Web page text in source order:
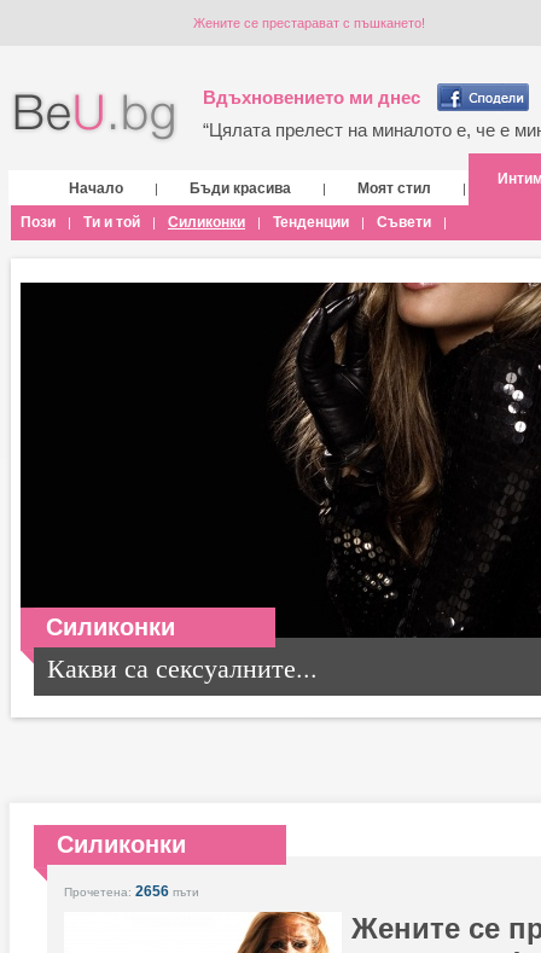
Жените се престарават с пъшкането!
Вдъхновението ми днес
“Цялата прелест на миналото е, че е
Начало | Бъди красива | Моят стил |
Пози | Ти и той | Силиконки | Тенденции | Съвети |
Силиконки
Какви са сексуалните...
Силиконки
Прочетена: 2656 пъти
Жените се